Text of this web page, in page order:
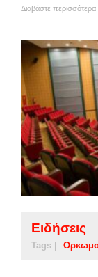
Διαβάστε περισσότερα
Ειδήσεις
Tags |